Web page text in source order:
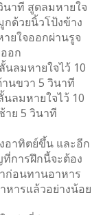
าที สูดลมหายใจ
กด้วยนิ้วโป้งข้าง
ยใจออกผ่านรูจ
อก
ลมหายใจไว้ 10
นขวา 5 วินาที
ลมหายใจไว้ 10
ย 5 วินาที
อาทิตย์ขึ้น และอีก
การฝึกนี้จะต้อง
ก่อนทานอาหาร
หารแล้วอย่างน้อย